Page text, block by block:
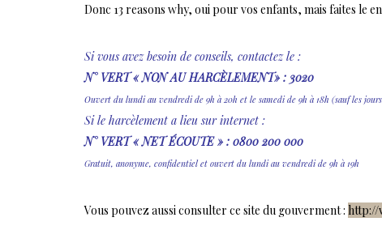
Donc 13 reasons why, oui pour vos enfants, mais faites le
Si vous avez besoin de conseils, contactez le :
N° VERT « NON AU HARCÈLEMENT» : 3020
Ouvert du lundi au vendredi de 9h à 20h et le samedi de 9h à 18h (sauf les
Si le harcèlement a lieu sur internet :
N° VERT « NET ÉCOUTE » : 0800 200 000
Gratuit, anonyme, confidentiel et ouvert du lundi au vendredi de 9h à 19h
Vous pouvez aussi consulter ce site du gouverment : http://